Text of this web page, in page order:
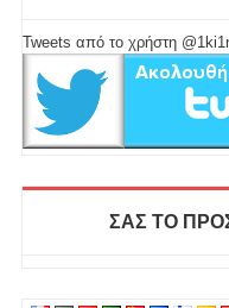
Tweets από το χρήστη
ΣΑΣ ΤΟ